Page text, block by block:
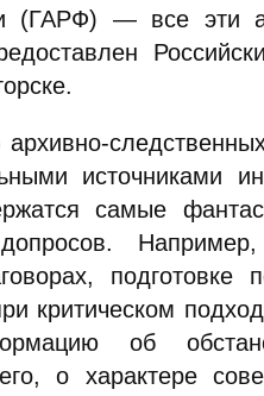
(ГАРФ) — все эти
источниками
самые
подготовке
критическом
об
о характере